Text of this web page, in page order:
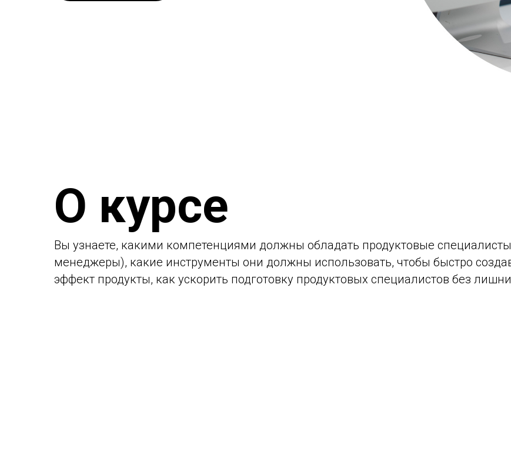
О курсе
Вы узнаете, какими компетенциями должны обладать продуктовые
менеджеры), какие инструменты они должны использовать, чтобы быстро
эффект продукты, как ускорить подготовку продуктовых специалистов без